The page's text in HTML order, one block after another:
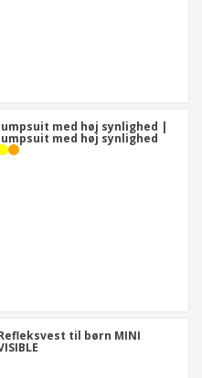
med høj synlighed |
med høj synlighed
til børn MINI